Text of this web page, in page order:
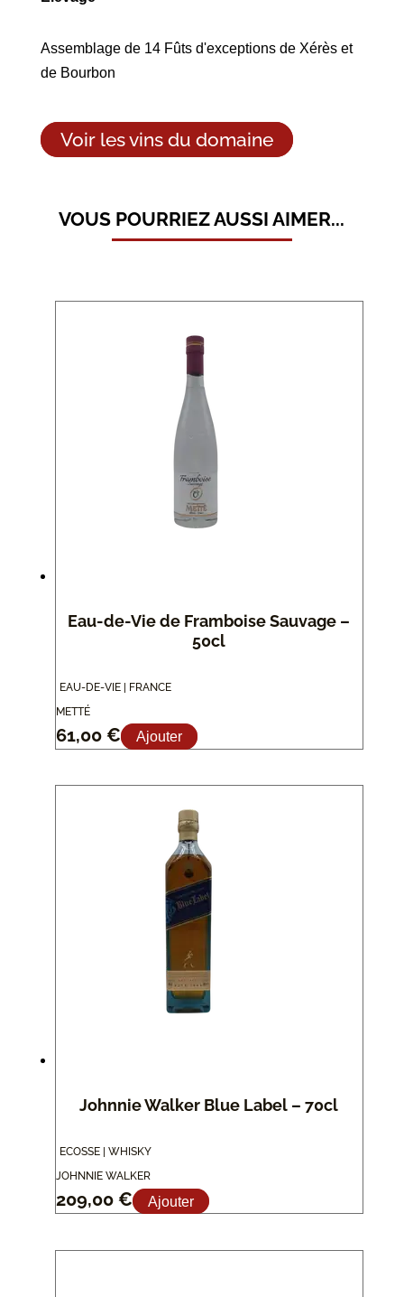
Assemblage de 14 Fûts d'exceptions de Xérès et
de Bourbon
Voir les vins du domaine
VOUS POURRIEZ AUSSI AIMER...
Eau-de-Vie de Framboise Sauvage –
50cl
EAU-DE-VIE | FRANCE
METTÉ
61,00 € Ajouter
Johnnie Walker Blue Label – 70cl
ECOSSE | WHISKY
JOHNNIE WALKER
209,00 € Ajouter